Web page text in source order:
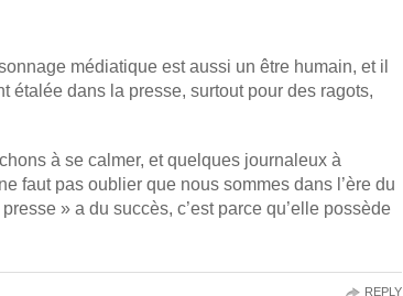
médiatique est aussi un être humain, et il
étalée dans la presse, surtout pour des ragots,
à se calmer, et quelques journaleux à
faut pas oublier que nous sommes dans l’ère du
» a du succès, c’est parce qu’elle possède
REPLY